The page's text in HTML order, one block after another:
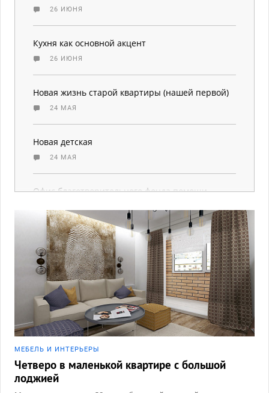
26 ИЮНЯ
Кухня как основной акцент
26 ИЮНЯ
Новая жизнь старой квартиры (нашей первой)
24 МАЯ
Новая детская
24 МАЯ
Офис благотворительного фонда помощи
23 МАЯ
МЕБЕЛЬ И ИНТЕРЬЕРЫ
Четверо в маленькой квартире с большой
лоджией